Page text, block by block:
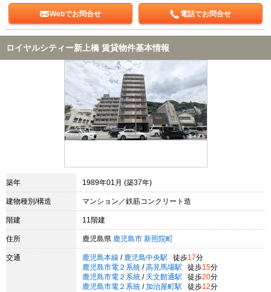
Webでお問合せ 電話でお問合せ
ロイヤルシティー新上橋 賃貸物件基本情報
築年 1989年01月 (築37年)
建物種別/構造 マンション／鉄筋コンクリート造
階建 11階建
住所 鹿児島県 鹿児島市 新照院町
交通 鹿児島本線 / 鹿児島中央駅 徒歩17分
鹿児島市電２系統 / 高見馬場駅 徒歩15分
鹿児島市電２系統 / 天文館通駅 徒歩20分
鹿児島市電２系統 / 加治屋町駅 徒歩12分